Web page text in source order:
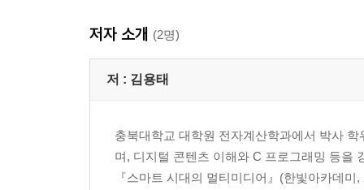
05 국내 애니메이션 시장의 현황
02 아날로그 사운드, 디지털 사운드, 미디 사운드
03 사운드의 품질
연습문제
저자 소개 (2명)
저 : 김용태
충북대학교 대학원 전자계산학과에서 박사
며, 디지털 콘텐츠 이해와 C 프로그래밍 등을
『스마트 시대의 멀티미디어』(한빛아카데